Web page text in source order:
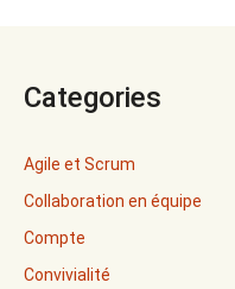
Categories
Agile et Scrum
Collaboration en équipe
Compte
Convivialité